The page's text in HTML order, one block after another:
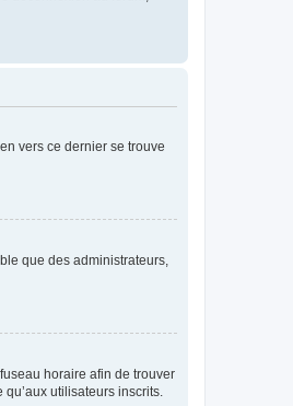
vers ce dernier se trouve
que des administrateurs,
horaire afin de trouver
utilisateurs inscrits.